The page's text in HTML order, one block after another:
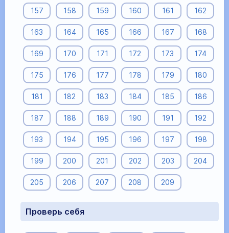
157 158 159 160 161 162
163 164 165 166 167 168
169 170 171 172 173 174
175 176 177 178 179 180
181 182 183 184 185 186
187 188 189 190 191 192
193 194 195 196 197 198
199 200 201 202 203 204
205 206 207 208 209
Проверь себя